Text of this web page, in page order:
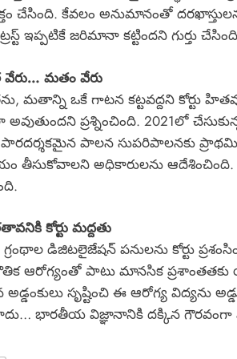
చేసింది. కేవలం అనుమానంతో
ఇప్పటికే జరిమానా కట్టిందని గుర్తు
మతం వేరు
మతాన్ని ఒకే గాటన కట్టవద్దని కోర్టు
ప్రశ్నించింది. 2021లో
పాలన సుపరిపాలనకు ప్రాథమిక
తీసుకోవాలని అధికారులను
కోర్టు మద్దతు
డిజిటలైజేషన్ పనులను కోర్టు
ఆరోగ్యంతో పాటు మానసిక
సృష్టించి ఈ ఆరోగ్య విద్యను
భారతీయ విజ్ఞానానికి దక్కిన గౌరవంగా